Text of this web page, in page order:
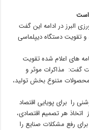
است
البرز در ادامه این گفت
و تقویت دستگاه دیپلماسی
های اعلام شده تقویت
گفت: مذاکرات موثر و
محصولات متنوع بخش تولید،
را برای پویایی اقتصاد
هر تصمیم اقتصادی،
رفع مشکلات صنایع را